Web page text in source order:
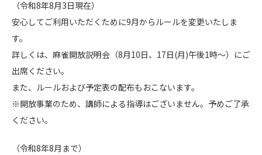
（令和8年8月3日現在）
安心してご利用いただくために9月からルールを変更いたしま
す。
詳しくは、麻雀開放説明会（8月10日、17日(月)午後1時～）にご
出席ください。
また、ルールおよび予定表の配布もおこないます。
※開放事業のため、講師による指導はございません。予めご了承
ください。
（令和8年8月まで）